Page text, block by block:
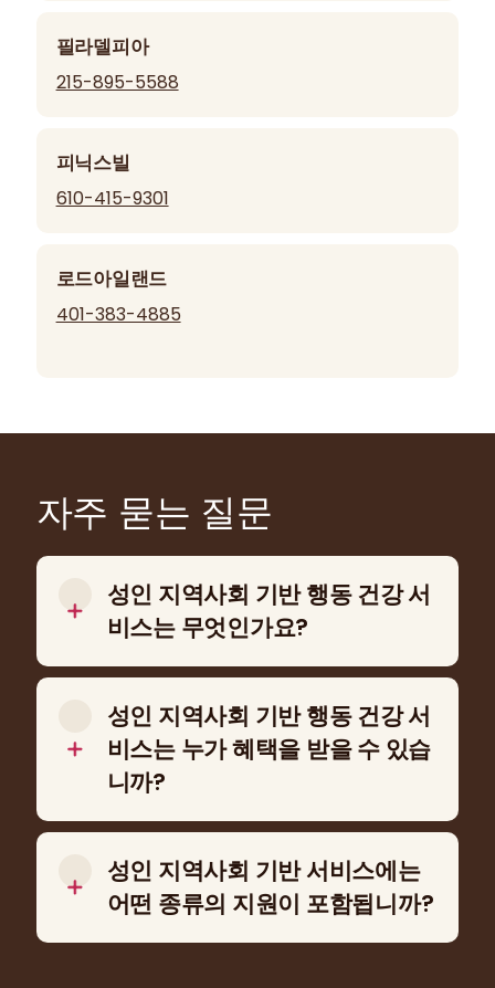
필라델피아
215-895-5588
피닉스빌
610-415-9301
로드아일랜드
401-383-4885
자주 묻는 질문
성인 지역사회 기반 행동 건강 서
비스는 무엇인가요?
성인 지역사회 기반 행동 건강 서비스는 개인의
가정, 직장, 지역사회와 같은 일상적인 환경에서
정신 건강 지원과 치료를 제공합니다. 이러한 서
비스는 성인이 지역사회와의 연결을 유지하면서
대처 기술을 개발하고, 일상 기능을 개선하고, 독
립성을 강화하며, 정서적 웰빙을 유지하도록 돕
성인 지역사회 기반 행동 건강 서
비스는 누가 혜택을 받을 수 있습
니까?
지역사회 기반 서비스는 불안, 우울, 트라우마, 심
각한 정신 질환, 물질 사용 문제, 삶의 전환기 또는
기타 행동 건강 문제를 겪고 있는 성인에게 도움
을 줄 수 있습니다. 이러한 서비스는 일상생활 관
리, 안정 유지, 개인적인 목표 달성에 추가적인 지
성인 지역사회 기반 서비스에는
어떤 종류의 지원이 포함됩니까?